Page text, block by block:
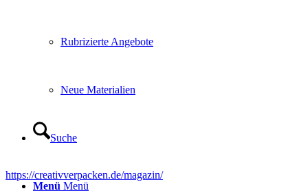
Rubrizierte Angebote
Neue Materialien
Suche
Menü Menü
https://creativverpacken.de/magazin/